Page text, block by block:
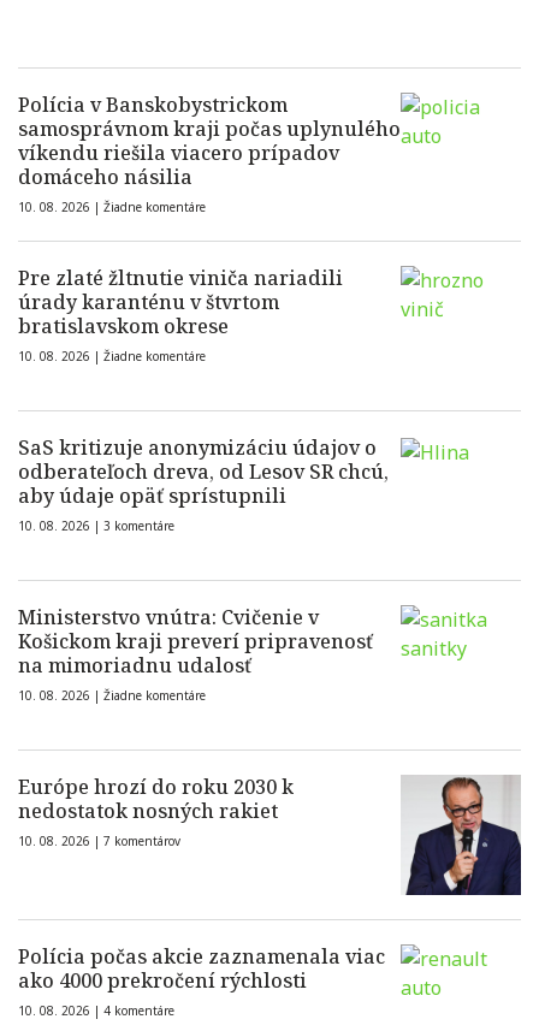
Polícia v Banskobystrickom
samosprávnom kraji počas uplynulého
víkendu riešila viacero prípadov
domáceho násilia
10. 08. 2026 | Žiadne komentáre
Pre zlaté žltnutie viniča nariadili
úrady karanténu v štvrtom
bratislavskom okrese
10. 08. 2026 | Žiadne komentáre
SaS kritizuje anonymizáciu údajov o
odberateľoch dreva, od Lesov SR chcú,
aby údaje opäť sprístupnili
10. 08. 2026 | 3 komentáre
Ministerstvo vnútra: Cvičenie v
Košickom kraji preverí pripravenosť
na mimoriadnu udalosť
10. 08. 2026 | Žiadne komentáre
Európe hrozí do roku 2030 k
nedostatok nosných rakiet
10. 08. 2026 | 7 komentárov
Polícia počas akcie zaznamenala viac
ako 4000 prekročení rýchlosti
10. 08. 2026 | 4 komentáre